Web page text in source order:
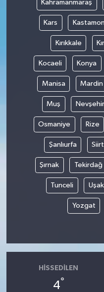
Kahramanmaraş
Kars
Kırıkkale
Kocaeli Konya
Manisa Mardin
Muş Nevşehir
Osmaniye Rize
Şanlıurfa Siirt
Şırnak Tekirdağ
Tunceli Uşak
Yozgat
HISSEDILEN
4°